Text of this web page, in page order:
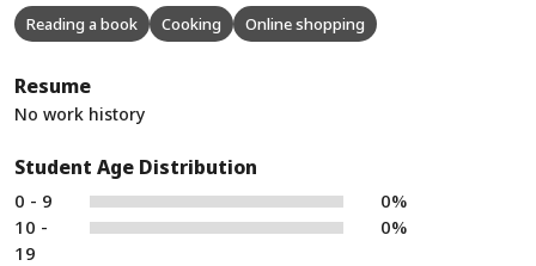
Reading a book Cooking Online shopping
Resume
No work history
Student Age Distribution
0 - 9
0%
10 -
19
0%